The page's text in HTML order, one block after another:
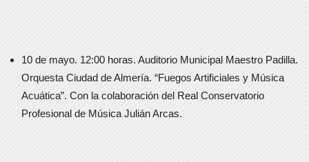
10 de mayo. 12:00 horas. Auditorio Municipal Maestro Padilla.
Orquesta Ciudad de Almería. “Fuegos Artificiales y Música
Acuática”. Con la colaboración del Real Conservatorio
Profesional de Música Julián Arcas.